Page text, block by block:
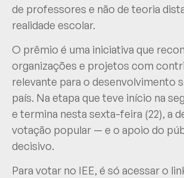
de professores e não de teoria
realidade escolar.
O prêmio é uma iniciativa que
organizações e projetos com
relevante para o desenvolvimento
país. Na etapa que teve início na
e termina nesta sexta-feira (22), a
votação popular — e o apoio do
decisivo.
Para votar no IEE, é só acessar o